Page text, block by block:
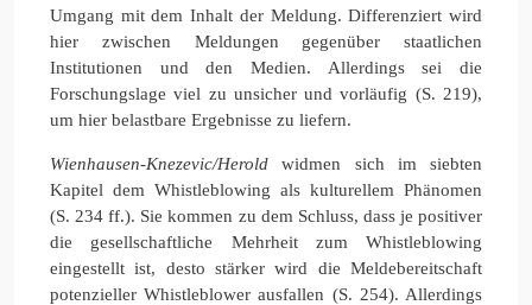
Umgang mit dem Inhalt der Meldung. Differenziert wird
hier zwischen Meldungen gegenüber staatlichen
Institutionen und den Medien. Allerdings sei die
Forschungslage viel zu unsicher und vorläufig (S. 219),
um hier belastbare Ergebnisse zu liefern.
Wienhausen-Knezevic/Herold widmen sich im siebten
Kapitel dem Whistleblowing als kulturellem Phänomen
(S. 234 ff.). Sie kommen zu dem Schluss, dass je positiver
die gesellschaftliche Mehrheit zum Whistleblowing
eingestellt ist, desto stärker wird die Meldebereitschaft
potenzieller Whistleblower ausfallen (S. 254). Allerdings